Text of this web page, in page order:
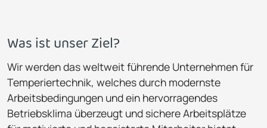
Was ist unser Ziel?
Wir werden das weltweit führende Unternehmen für
Temperiertechnik, welches durch modernste
Arbeitsbedingungen und ein hervorragendes
Betriebsklima überzeugt und sichere Arbeitsplätze